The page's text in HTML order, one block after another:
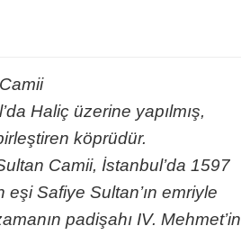
Haliç üzerine yapılmış,
köprüdür.
Camii, İstanbul’da 1597
eşi Safiye Sultan’ın emriyle
padişahı IV. Mehmet’in